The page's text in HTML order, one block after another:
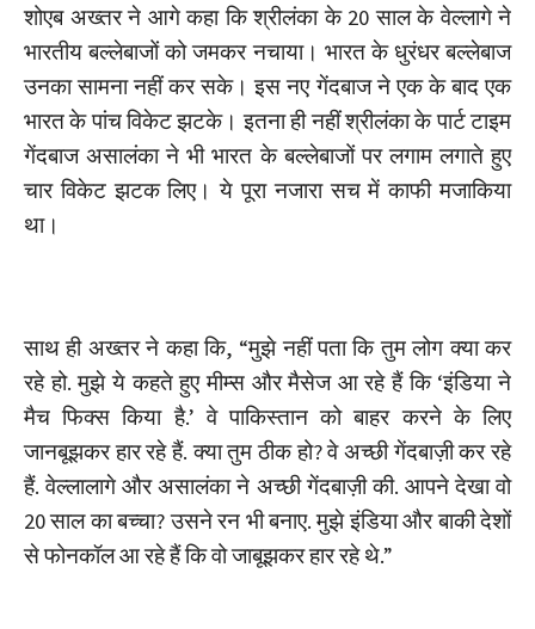
शोएब अख्तर ने आगे कहा कि श्रीलंका के 20 साल के वेल्लागे ने
भारतीय बल्लेबाजों को जमकर नचाया। भारत के धुरंधर बल्लेबाज
उनका सामना नहीं कर सके। इस नए गेंदबाज ने एक के बाद एक
भारत के पांच विकेट झटके। इतना ही नहीं श्रीलंका के पार्ट टाइम
गेंदबाज असालंका ने भी भारत के बल्लेबाजों पर लगाम लगाते हुए
चार विकेट झटक लिए। ये पूरा नजारा सच में काफी मजाकिया
था।
साथ ही अख्तर ने कहा कि, “मुझे नहीं पता कि तुम लोग क्या कर
रहे हो. मुझे ये कहते हुए मीम्स और मैसेज आ रहे हैं कि ‘इंडिया ने
मैच फिक्स किया है.’ वे पाकिस्तान को बाहर करने के लिए
जानबूझकर हार रहे हैं. क्या तुम ठीक हो? वे अच्छी गेंदबाज़ी कर रहे
हैं. वेल्लालागे और असालंका ने अच्छी गेंदबाज़ी की. आपने देखा वो
20 साल का बच्चा? उसने रन भी बनाए. मुझे इंडिया और बाकी देशों
से फोनकॉल आ रहे हैं कि वो जाबूझकर हार रहे थे.”